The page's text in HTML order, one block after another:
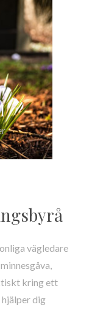
vägledare
minnesgåva,
kring ett
hjälper dig